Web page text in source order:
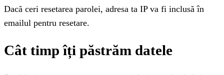
Dacă ceri resetarea parolei, adresa ta IP va fi inclusă în
emailul pentru resetare.
Cât timp îți păstrăm datele